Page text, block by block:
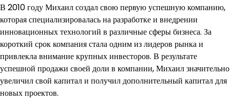
В 2010 году Михаил создал свою первую успешную компанию,
которая специализировалась на разработке и внедрении
инновационных технологий в различные сферы бизнеса. За
короткий срок компания стала одним из лидеров рынка и
привлекла внимание крупных инвесторов. В результате
успешной продажи своей доли в компании, Михаил значительно
увеличил свой капитал и получил дополнительный капитал для
новых проектов.